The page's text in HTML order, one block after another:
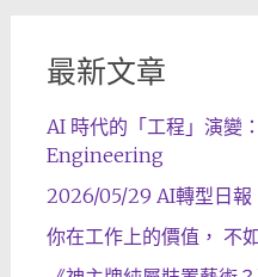
最新文章
AI 時代的「工程」演變
Engineering
2026/05/29 AI轉型日報
你在工作上的價值， 不